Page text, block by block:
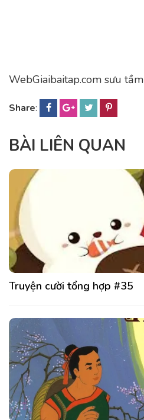
WebGiaibaitap.com sưu tầm
Share:
BÀI LIÊN QUAN
Truyện cười tổng hợp #35